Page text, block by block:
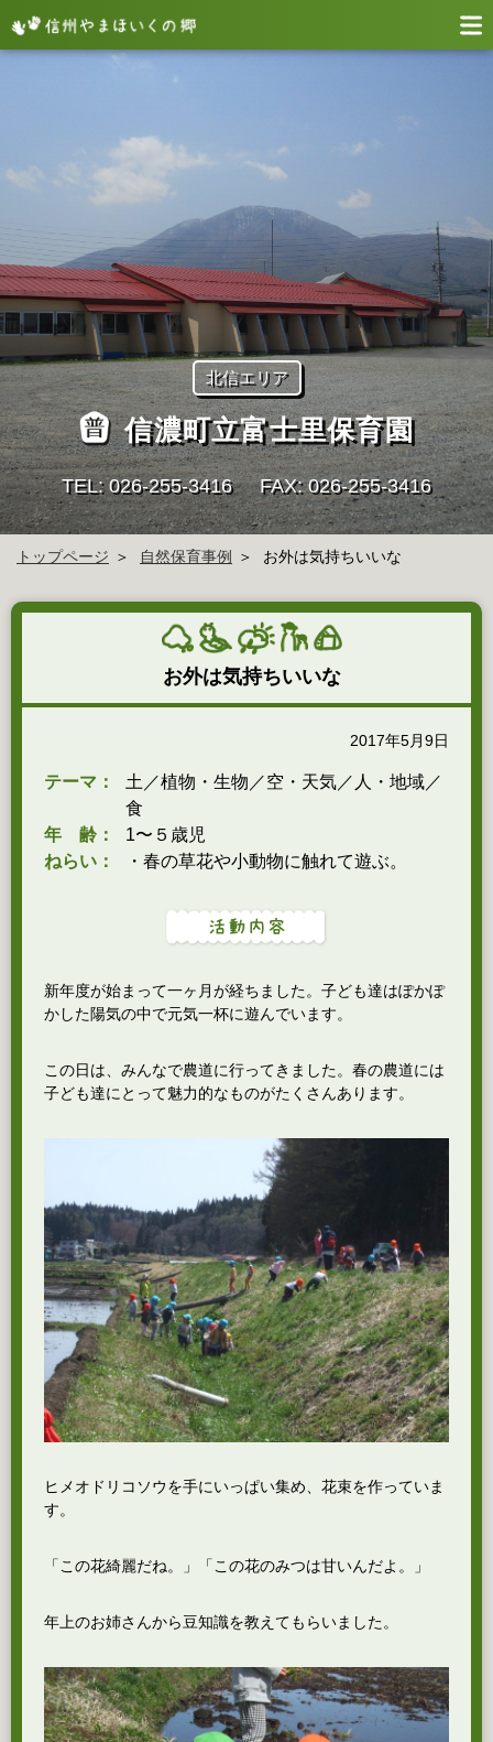
北信エリア
信濃町立富士里保育園
TEL: 026-255-3416 FAX: 026-255-3416
トップページ 自然保育事例 お外は気持ちいいな
お外は気持ちいいな
2017年5月9日
テーマ：
土／植物・生物／空・天気／人・地域／
食
年 齢：
1〜５歳児
ねらい：
・春の草花や小動物に触れて遊ぶ。
新年度が始まって一ヶ月が経ちました。子ども達はぽかぽ
かした陽気の中で元気一杯に遊んでいます。
この日は、みんなで農道に行ってきました。春の農道には
子ども達にとって魅力的なものがたくさんあります。
ヒメオドリコソウを手にいっぱい集め、花束を作っていま
す。
「この花綺麗だね。」「この花のみつは甘いんだよ。」
年上のお姉さんから豆知識を教えてもらいました。